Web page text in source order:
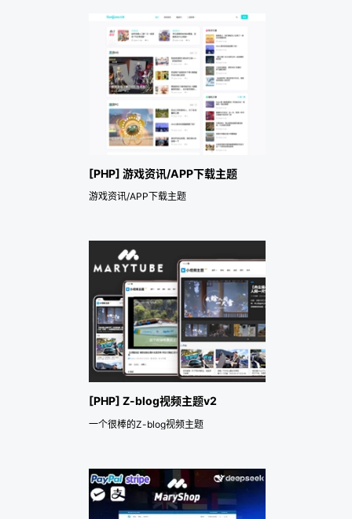
[PHP] 游戏资讯/APP下载主题
游戏资讯/APP下载主题
[PHP] Z-blog视频主题v2
一个很棒的Z-blog视频主题